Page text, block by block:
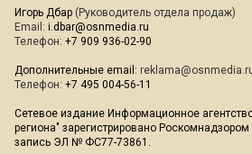
Игорь Дбар (Руководитель отдела продаж)
Email: i.dbar@osnmedia.ru
Телефон: +7 909 936-02-90
Дополнительные email:
Телефон: +7 495 004-56-11
Сетевое издание Информационное
региона" зарегистрировано
запись ЭЛ № ФС77-73861.